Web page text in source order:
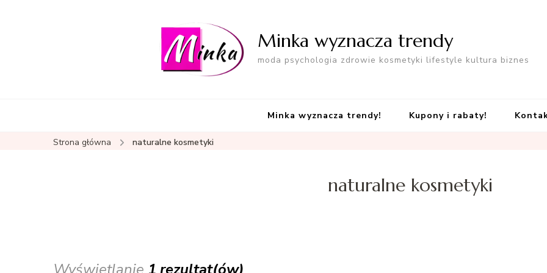
Minka wyznacza trendy
moda psychologia zdrowie kosmetyki lifestyle kultura biznes
Minka wyznacza trendy! Kupony i rabaty!
Strona główna naturalne kosmetyki
naturalne kosmetyki